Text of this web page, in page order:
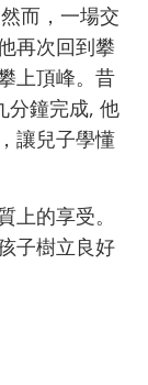
而，一場交
再次回到攀
上頂峰。昔
分鐘完成, 他
讓兒子學懂
上的享受。
子樹立良好